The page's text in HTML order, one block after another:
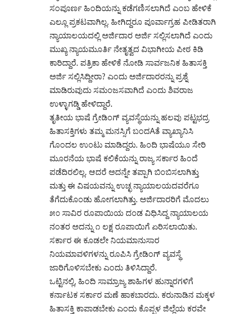
ಸಂಪೂರ್ಣ ಹಿಂದಿಯನ್ನು ಕಡೆಗಣಿಸಲಾಗಿದೆ ಎಂಬ ಹೇಳಿಕೆ
ಎಲ್ಲೂ ಪ್ರಕಟವಾಗಿಲ್ಲ. ಹೀಗಿದ್ದರೂ ಪೂರ್ವಾಗ್ರಹ ಪೀಡಿತರಾಗಿ
ನ್ಯಾಯಾಲಯದಲ್ಲಿ ಅರ್ಜಿದಾರ ಅರ್ಜಿ ಸಲ್ಲಿಸಲಾಗಿದೆ ಎಂದು
ಮುಖ್ಯ ನ್ಯಾಯಮೂರ್ತಿ ನೇತೃತ್ವದ ವಿಭಾಗೀಯ ಪೀಠ ಕಿಡಿ
ಕಾರಿದ್ದಾರೆ. ಪತ್ರಿಕಾ ಹೇಳಿಕೆ ನೋಡಿ ಸಾರ್ವಜನಿಕ ಹಿತಾಸಕ್ತಿ
ಅರ್ಜಿ ಸಲ್ಲಿಸಿದ್ದೀರಾ? ಎಂದು ಅರ್ಜಿದಾರರನ್ನು ಪ್ರಶ್ನೆ
ಮಾಡಿರುವುದು ಸಮಂಜಸವಾಗಿದೆ ಎಂದು ಶಿವರಾಜ
ಉಳ್ಳಾಗಡ್ಡಿ ಹೇಳಿದ್ದಾರೆ.
ತೃತೀಯ ಭಾಷೆ ಗ್ರೇಡಿಂಗ್ ವ್ಯವಸ್ಥೆಯನ್ನು ಹಲವು ಪಟ್ಟಭದ್ರ
ಹಿತಾಸಕ್ತಿಗಳು ತಮ್ಮ ಮನಸ್ಸಿಗೆ ಬಂದAತೆ ವ್ಯಾಖ್ಯಾನಿಸಿ
ಗೊಂದಲ ಉಂಟು ಮಾಡಿದ್ದರು. ಹಿಂದಿ ಭಾಷೆಯೂ ಸೇರಿ
ಮೂರನೆಯ ಭಾಷೆ ಕಲಿಕೆಯನ್ನು ರಾಜ್ಯ ಸರ್ಕಾರ ಹಿಂದೆ
ಪಡೆದಿರಲಿಲ್ಲ. ಆದರೆ ಅದನ್ನೇ ತಪ್ಪಾಗಿ ಬಿಂಬಿಸಲಾಗಿತ್ತು
ಮತ್ತು ಈ ವಿಷಯವನ್ನು ಉಚ್ಛ ನ್ಯಾಯಾಲಯದವರೆಗೂ
ತೆಗೆದುಕೊಂಡು ಹೋಗಲಾಗಿತ್ತು. ಅರ್ಜಿದಾರರಿಗೆ ಮೊದಲು
೫೦ ಸಾವಿರ ರೂಪಾಯಿಯ ದಂಡ ವಿಧಿಸಿದ್ದ ನ್ಯಾಯಾಲಯ
ನಂತರ ಅದನ್ನು ೧ ಲಕ್ಷ ರೂಪಾಯಿಗೆ ಏರಿಸಲಾಯಿತು.
ಸರ್ಕಾರ ಈ ಕೂಡಲೇ ನಿಯಮಾನುಸಾರ
ನಿಯಮಾವಳಿಗಳನ್ನು ರೂಪಿಸಿ ಗ್ರೇಡಿಂಗ್ ವ್ಯವಸ್ಥೆ
ಜಾರಿಗೊಳಿಸಬೇಕು ಎಂದು ತಿಳಿಸಿದ್ದಾರೆ.
ಒಟ್ಟಿನಲ್ಲಿ, ಹಿಂದಿ ಸಾಮ್ರಾಜ್ಯ ಶಾಹಿಗಳ ಹುನ್ನಾರಗಳಿಗೆ
ಕರ್ನಾಟಕ ಸರ್ಕಾರ ಮಣೆ ಹಾಕಬಾರದು. ಕರುನಾಡಿನ ಮಕ್ಕಳ
ಹಿತಾಸಕ್ತಿ ಕಾಪಾಡಬೇಕು ಎಂದು ಕೊಪ್ಪಳ ಜಿಲ್ಲೆಯ ಕರವೇ